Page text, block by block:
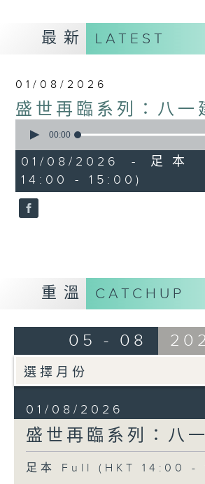
最新 LATEST
01/08/2026
盛世再臨系列：八一
seconds
53
minutes,
14
seconds
00:00
01/08/2026 - 足本
14:00 - 15:00)
重溫 CATCHUP
05 - 08
01/08/2026
盛世再臨系列：八
足本 Full (HKT 14:00 -